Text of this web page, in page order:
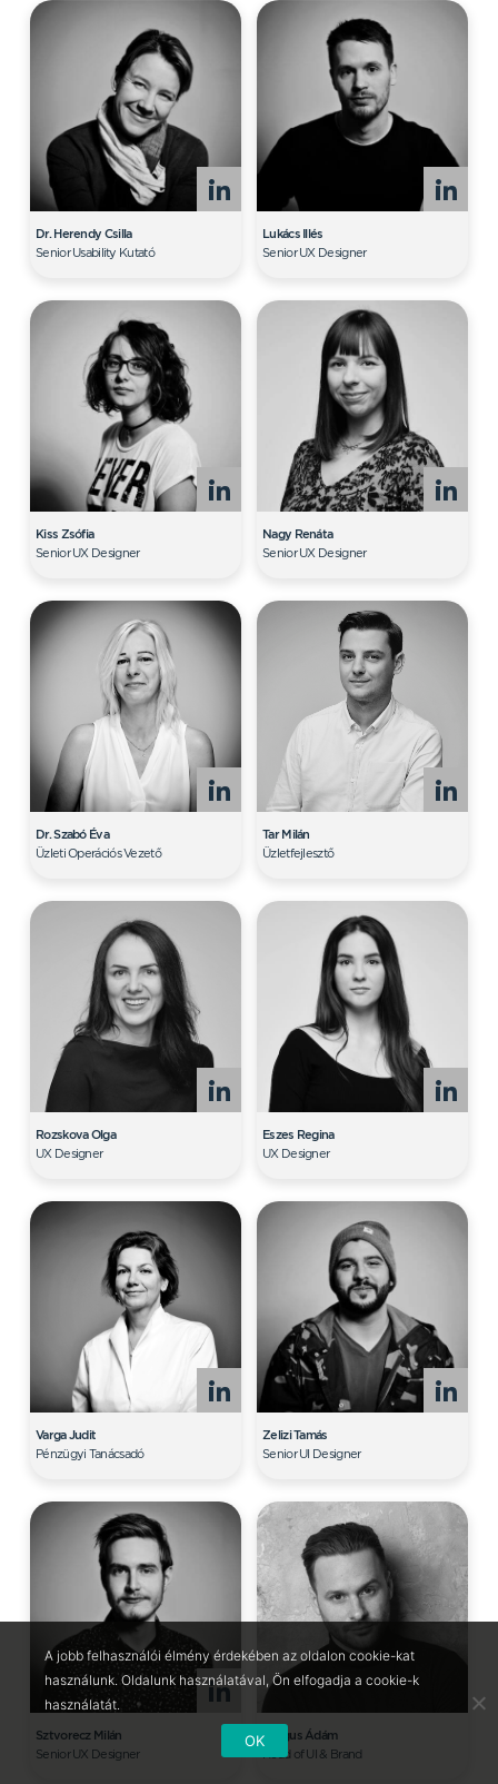
Dr. Herendy Csilla
Senior Usability Kutató
Lukács Illés
Senior UX Designer
Kiss Zsófia
Senior UX Designer
Nagy Renáta
Senior UX Designer
Dr. Szabó Éva
Üzleti Operációs Vezető
Tar Milán
Üzletfejlesztő
Rozskova Olga
UX Designer
Eszes Regina
UX Designer
Varga Judit
Pénzügyi Tanácsadó
Zelizi Tamás
Senior UI Designer
Sztvorecz Milán
Senior UX Designer
Drágus Ádám
Head of UI & Brand
A jobb felhasználói élmény érdekében az oldalon cookie-kat
használunk. Oldalunk használatával, Ön elfogadja a cookie-k
használatát.
OK